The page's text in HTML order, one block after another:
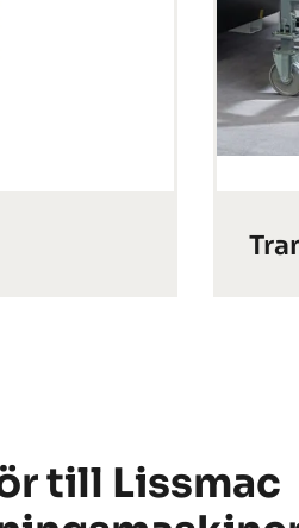
till Lissmac